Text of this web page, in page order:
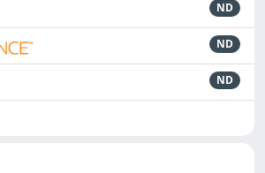
ND
ND
ND